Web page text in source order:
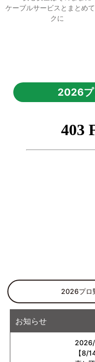
ケーブルサービスとまとめ
クに
2026プ
2026プロ
お知らせ
【8/